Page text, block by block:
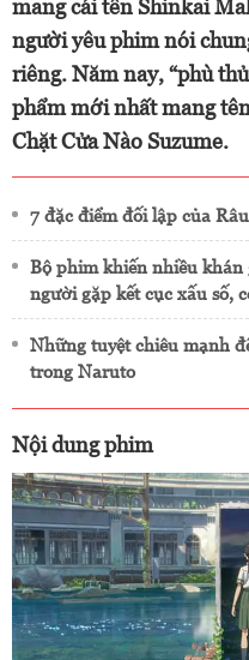
mang cái tên Shinkai
người yêu phim nói
riêng. Năm nay, “phù
phẩm mới nhất mang
Chặt Cửa Nào Suzume.
7 đặc điểm đối lập của
Bộ phim khiến nhiều
người gặp kết cục xấu số,
Những tuyệt chiêu mạnh
trong Naruto
Nội dung phim